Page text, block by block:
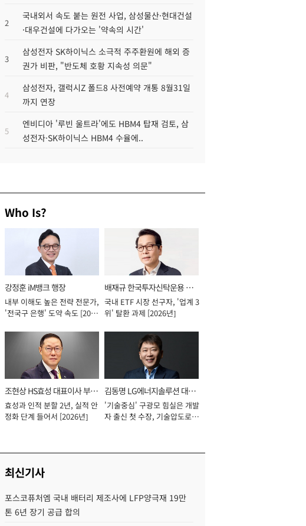
2
국내외서 속도 붙는 원전 사업, 삼성물산·현대건설
·대우건설에 다가오는 '약속의 시간'
3
삼성전자 SK하이닉스 소극적 주주환원에 해외 증
권가 비판, "반도체 호황 지속성 의문"
4
삼성전자, 갤럭시Z 폴드8 사전예약 개통 8월31일
까지 연장
5
엔비디아 '루빈 울트라'에도 HBM4 탑재 검토, 삼
성전자·SK하이닉스 HBM4 수율에..
Who Is?
강정훈 iM뱅크 행장
내부 이해도 높은 전략 전문가,
'전국구 은행' 도약 속도 [2026
배재규 한국투자신탁운용 대
표이사 사장
국내 ETF 시장 선구자, '업계 3
위' 탈환 과제 [2026년]
조현상 HS효성 대표이사 부회
장
효성과 인적 분할 2년, 실적 안
정화 단계 들어서 [2026년]
김동명 LG에너지솔루션 대표
이사 사장
'기술중심' 구광모 힘실은 개발
자 출신 첫 수장, 기술압도로
최신기사
포스코퓨처엠 국내 배터리 제조사에 LFP양극재 19만
톤 6년 장기 공급 합의